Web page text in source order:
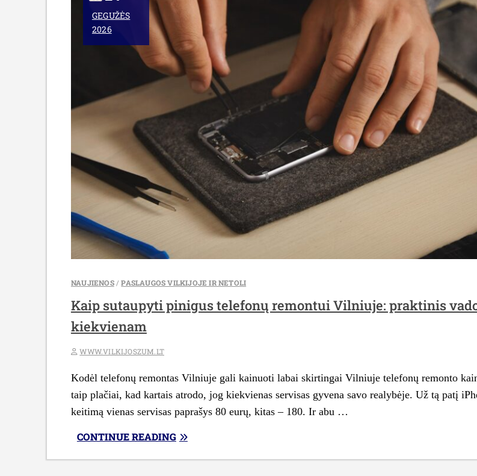
GEGUŽĖS
2026
NAUJIENOS/PASLAUGOS VILKIJOJE IR NETOLI
Kaip sutaupyti pinigus telefonų remontui Vilniuje: praktinis
kiekvienam
WWW.VILKIJOSZUM.LT
Kodėl telefonų remontas Vilniuje gali kainuoti labai skirtingai Vilniuje telefonų remonto
taip plačiai, kad kartais atrodo, jog kiekvienas servisas gyvena savo realybėje. Už tą patį
keitimą vienas servisas paprašys 80 eurų, kitas – 180. Ir abu …
CONTINUE READING„KAIP